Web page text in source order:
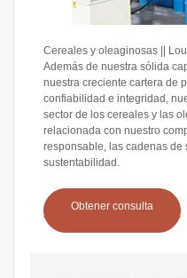
Cereales y oleaginosas ||
Además de nuestra sólida
nuestra creciente cartera de
confiabilidad e integridad,
sector de los cereales y las
relacionada con nuestro
responsable, las cadenas de
sustentabilidad.
Obtener consulta